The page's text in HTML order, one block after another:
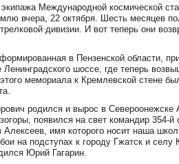
Международной космической
вчера, 22 октября. Шесть месяцев
дивизии. И вот теперь они
в Пензенской области,
шоссе, где теперь
мемориала к Кремлевской стене
родился и вырос в Североонежске
появился на свет командир 354-й
Алексеев, имя которого носит наша
на подступах к городу Гжатск и селу
Юрий Гагарин.